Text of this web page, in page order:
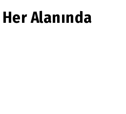
Alanında